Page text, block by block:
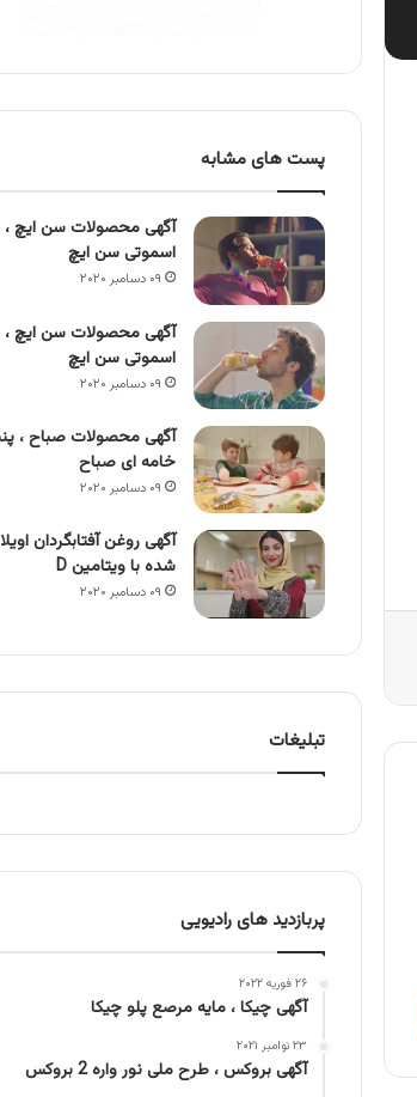
پست های مشابه
آگهی محصولات سن ایچ ،
اسموتی سن ایچ
۰۹ دسامبر ۲۰۲۰
آگهی محصولات سن ایچ ،
اسموتی سن ایچ
۰۹ دسامبر ۲۰۲۰
آگهی محصولات صباح ،
خامه ای صباح
۰۹ دسامبر ۲۰۲۰
آگهی روغن آفتابگردان
شده با ویتامین D
۰۹ دسامبر ۲۰۲۰
تبلیغات
پربازدید های رادیویی
۲۶ فوریه ۲۰۲۲
آگهی چیکا ، مایه مرصع پلو چیکا
۲۳ نوامبر ۲۰۲۱
آگهی بروکس ، طرح ملی نور واره 2 بروکس